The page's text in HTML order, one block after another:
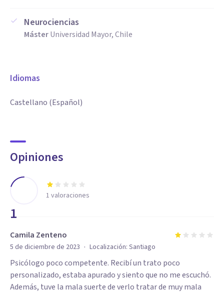
Neurociencias
MásterUniversidad Mayor, Chile
Idiomas
Castellano (Español)
Opiniones
1
1 valoraciones
Camila Zenteno
5 de diciembre de 2023 · Localización: Santiago
Psicólogo poco competente. Recibí un trato poco
personalizado, estaba apurado y siento que no me escuchó.
Además, tuve la mala suerte de verlo tratar de muy mala